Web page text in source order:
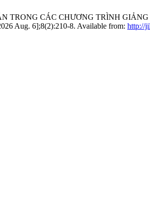
TRONG CÁC CHƯƠNG TRÌNH
Aug. 6];8(2):210-8. Available from: http://